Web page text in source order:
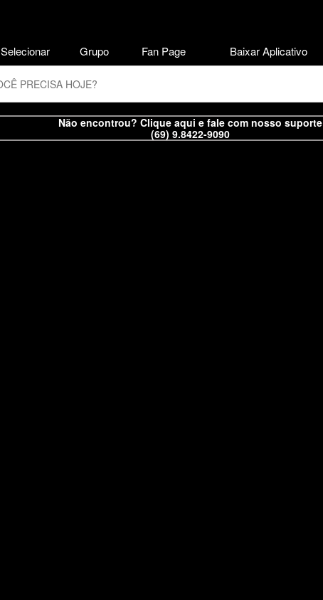
Não encontrou? Clique aqui e fale com nosso suporte
(69) 9.8422-9090
Selecionar Grupo Fan Page Baixar Aplicativo